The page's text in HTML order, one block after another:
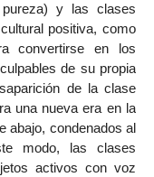
y las clases
positiva, como
convertirse en los
de su propia
de la clase
una nueva era en la
abajo, condenados al
modo, las clases
activos con voz